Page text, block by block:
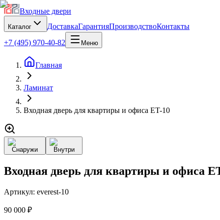
Входные двери
Каталог ДоставкаГарантияПроизводствоКонтакты
+7 (495) 970-40-82
Меню
Главная
Ламинат
Входная дверь для квартиры и офиса ET-10
Снаружи Внутри
Входная дверь для квартиры и офиса
Артикул: everest-10
90 000 ₽